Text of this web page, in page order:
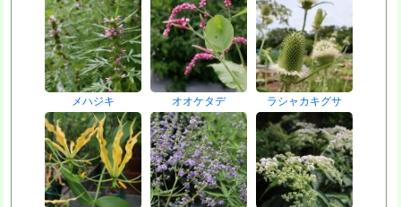
メハジキ オオケタデ ラシャカキグサ